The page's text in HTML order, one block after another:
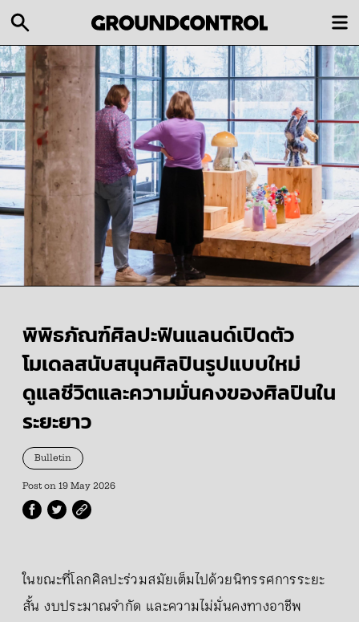
พิพิธภัณฑ์ศิลปะฟินแลนด์เปิดตัว
โมเดลสนับสนุนศิลปินรูปแบบใหม่
ดูแลชีวิตและความมั่นคงของศิลปินใน
ระยะยาว
Bulletin
Post on 19 May 2026
ในขณะที่โลกศิลปะร่วมสมัยเต็มไปด้วยนิทรรศการระยะ
สั้น งบประมาณจำกัด และความไม่มั่นคงทางอาชีพ